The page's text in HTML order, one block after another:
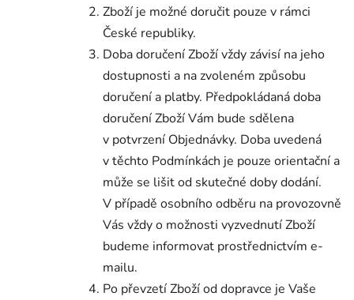
Zboží je možné doručit pouze v rámci
České republiky.
Doba doručení Zboží vždy závisí na jeho
dostupnosti a na zvoleném způsobu
doručení a platby. Předpokládaná doba
doručení Zboží Vám bude sdělena
v potvrzení Objednávky. Doba uvedená
v těchto Podmínkách je pouze orientační a
může se lišit od skutečné doby dodání.
V případě osobního odběru na provozovně
Vás vždy o možnosti vyzvednutí Zboží
budeme informovat prostřednictvím e-
mailu.
Po převzetí Zboží od dopravce je Vaše